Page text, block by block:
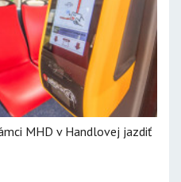
MHD v Handlovej jazdiť